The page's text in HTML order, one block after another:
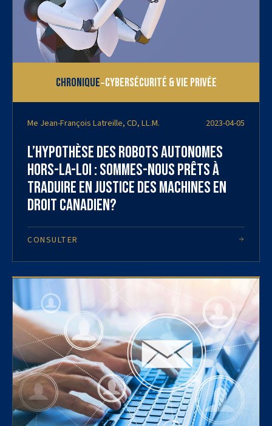
Chronique-Cybersécurité & vie privée
Me Jean-François Latreille, CD, LL.M. 2023-04-05
L’hypothèse des robots autonomes
hors-la-loi : sommes-nous prêts à
traduire en justice des machines en
droit canadien?
CONSULTER